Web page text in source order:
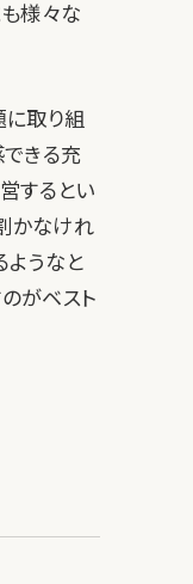
様々な
に取り組
できる充
するとい
かなけれ
ようなと
がベスト